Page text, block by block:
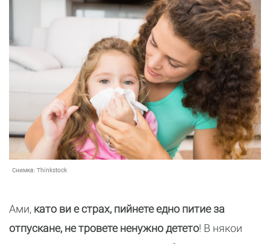
Снимка: Thinkstock
Ами, като ви е страх, пийнете едно питие за
отпускане, не тровете ненужно детето! В някои